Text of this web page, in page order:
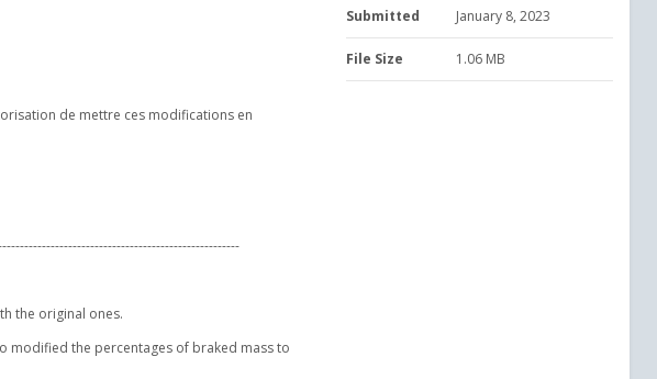
de mettre ces modifications en
the original ones.
modified the percentages of braked mass to
Submitted January 8, 2023
File Size 1.06 MB